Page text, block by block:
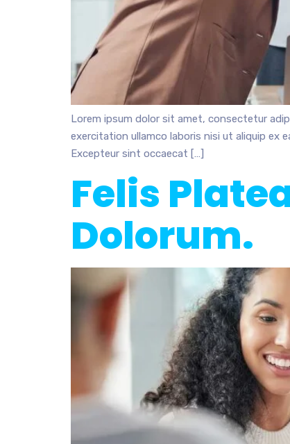
Lorem ipsum dolor sit amet, consectetur
exercitation ullamco laboris nisi ut aliquip ex
Excepteur sint occaecat […]
Felis
Dolorum.